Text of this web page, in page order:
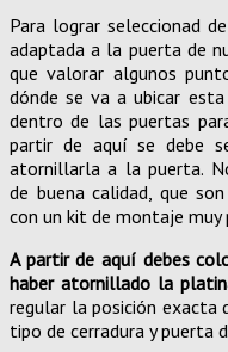
Para lograr seleccionad
adaptada a la puerta de
que valorar algunos
dónde se va a ubicar esta
dentro de las puertas
partir de aquí se debe
atornillarla a la puerta.
de buena calidad, que
con un kit de montaje muy
A partir de aquí debes
haber atornillado la
regular la posición exacta
tipo de cerradura y puerta